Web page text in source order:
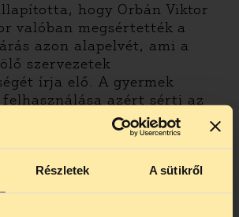
Részletek A sütikről
hogy Orbán Viktor
valóban megsértették a
azon alapelvét, ami a
szervezetek
írja elő. A gyermek
felhasználása azért sérti az
mert az ezt alkalmazó
jogsértő eszközzel szerez
láthatóságot,
A bíróság döntése nem
a szülők ne vihetnék